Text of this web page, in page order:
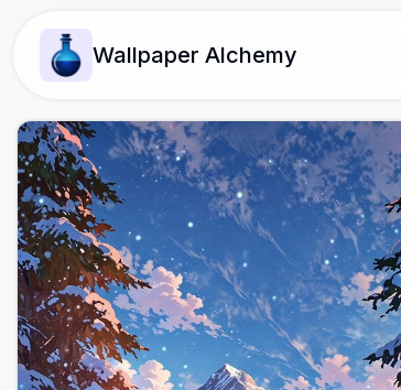
Wallpaper Alchemy